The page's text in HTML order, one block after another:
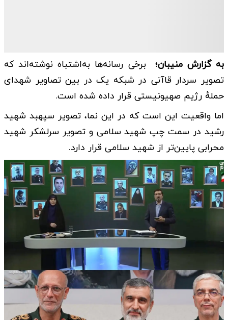
به گزارش منیبان؛
برخی رسانه‌ها به‌اشتباه نوشته‌اند که
تصویر سردار قاآنی در شبکه یک در بین تصاویر شهدای
حملهٔ رژیم صهیونیستی قرار داده شده است.
اما واقعیت این است که در این نما، تصویر سپهبد شهید
رشید در سمت چپ شهید سلامی و تصویر سرلشکر شهید
محرابی پایین‌تر از شهید سلامی قرار دارد.